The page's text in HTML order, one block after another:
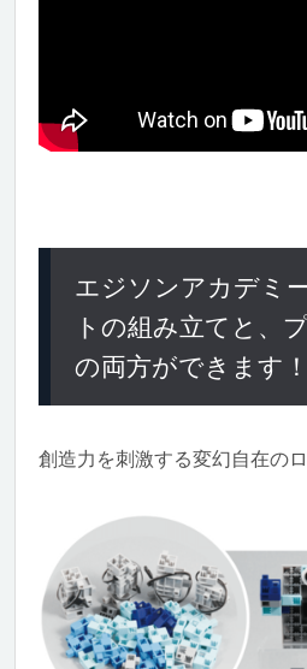
エジソンアカデミ
トの組み立てと、
の両方ができます！
創造力を刺激する変幻自在の